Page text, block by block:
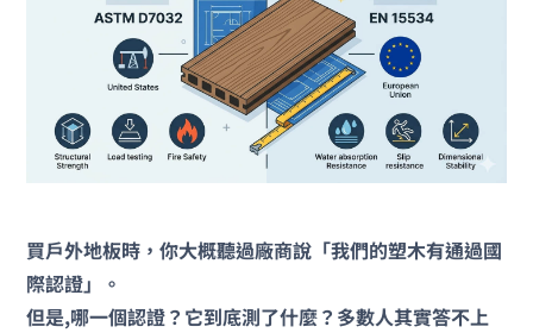
買戶外地板時，你大概聽過廠商說「我們的塑木有通過國
際認證」。
但是,哪一個認證？它到底測了什麼？多數人其實答不上